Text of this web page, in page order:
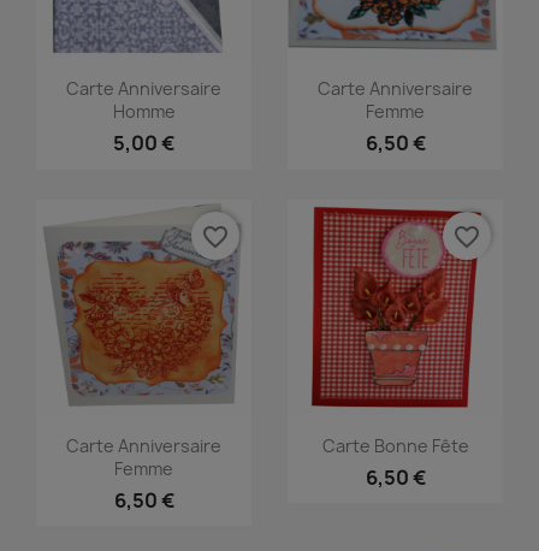
Carte Anniversaire
Homme
5,00 €
Carte Anniversaire
Femme
6,50 €
Carte Anniversaire
Femme
6,50 €
favorite_border
Carte Bonne Fête
6,50 €
favorite_border